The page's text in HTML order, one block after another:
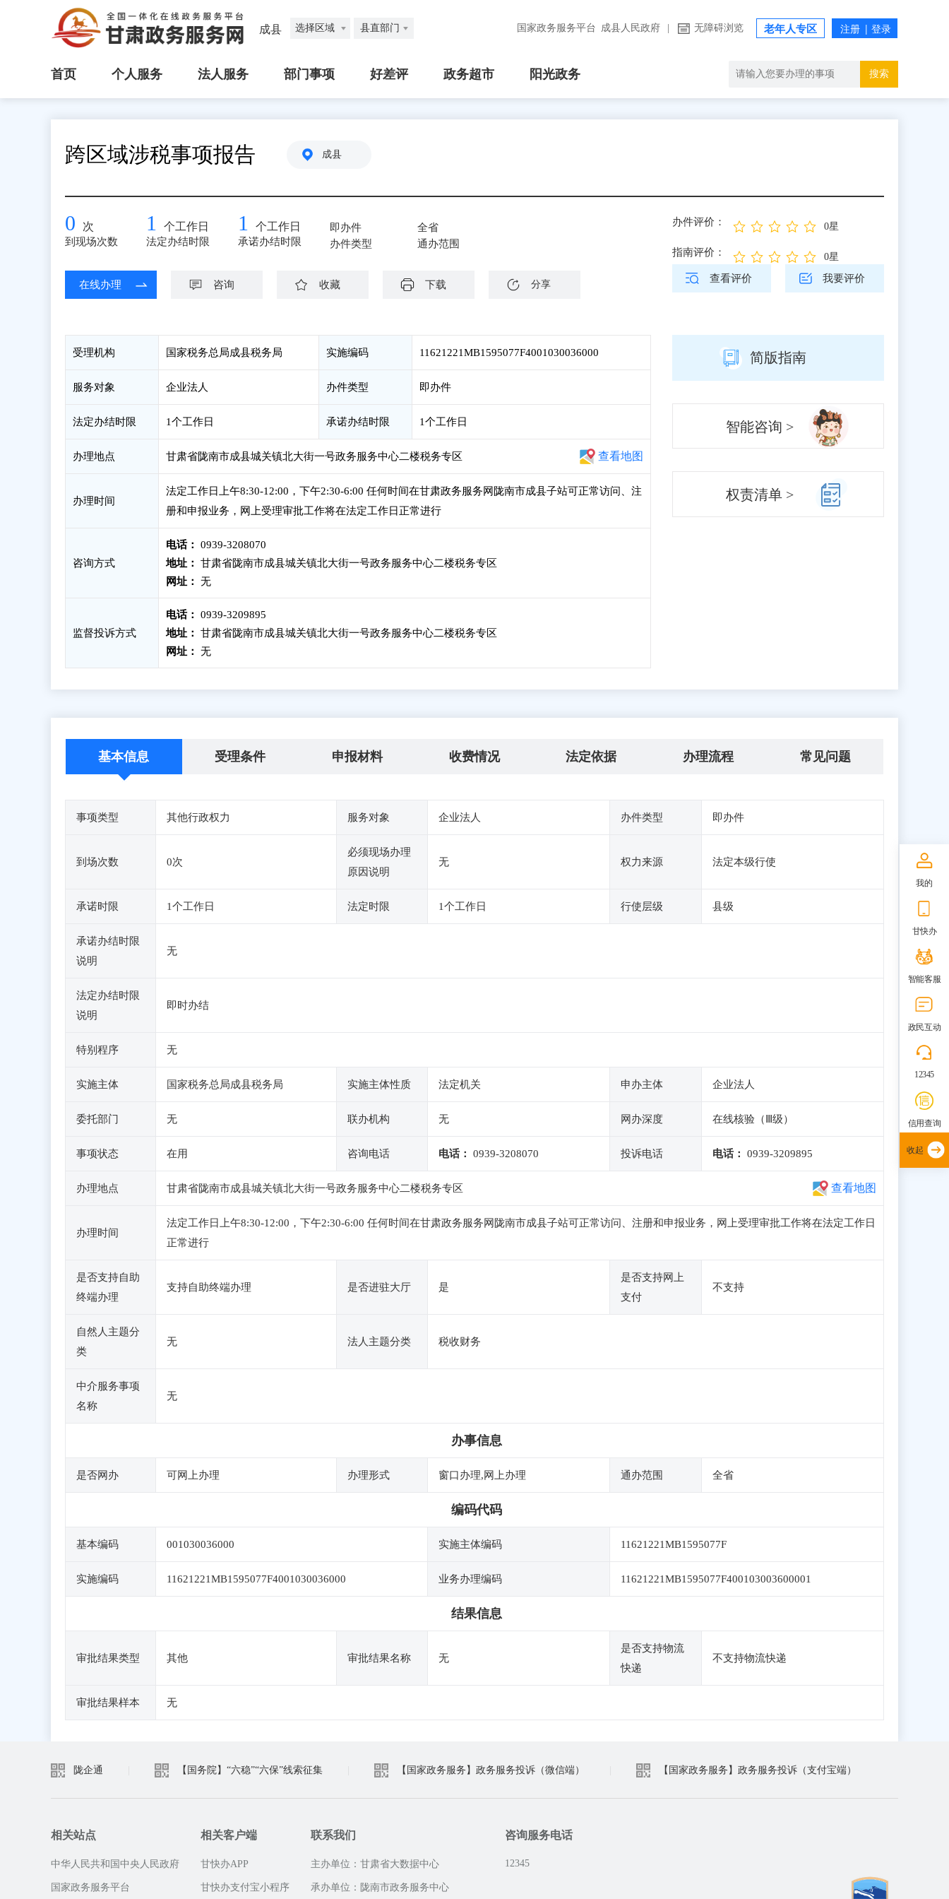
成县 选择区域 县直部门 国家政务服务平台 成县人民政府 无障碍浏览 老年人专区
首页 个人服务 法人服务 部门事项 好差评 政务超市 阳光政务 搜索
跨区域涉税事项报告 成县
0 次
到现场次数
1 个工作日
法定办结时限
1 个工作日
承诺办结时限
即办件
办件类型
全省
通办范围
在线办理 咨询 收藏 下载 分享
办件评价： 0星
指南评价： 0星
查看评价 我要评价
受理机构 国家税务总局成县税务局 实施编码 11621221MB1595077F4001030036000
服务对象 企业法人 办件类型 即办件
法定办结时限 1个工作日 承诺办结时限 1个工作日
办理地点 甘肃省陇南市成县城关镇北大街一号政务服务中心二楼税务专区 查看地图
办理时间
法定工作日上午8:30-12:00，下午2:30-6:00 任何时间在甘肃政务服务网陇南市成县子站可正常访问、注
册和申报业务，网上受理审批工作将在法定工作日正常进行
咨询方式
电话：
0939-3208070
地址：
甘肃省陇南市成县城关镇北大街一号政务服务中心二楼税务专区
网址：
无
监督投诉方式
电话：
0939-3209895
地址：
甘肃省陇南市成县城关镇北大街一号政务服务中心二楼税务专区
网址：
无
简版指南
智能咨询 >
权责清单 >
基本信息 受理条件 申报材料 收费情况 法定依据 办理流程 常见问题
事项类型 其他行政权力 服务对象 企业法人 办件类型 即办件
到场次数 0次
必须现场办理
原因说明
无 权力来源 法定本级行使
承诺时限 1个工作日 法定时限 1个工作日 行使层级 县级
承诺办结时限
说明
无
法定办结时限
说明
即时办结
特别程序 无
实施主体 国家税务总局成县税务局 实施主体性质 法定机关 申办主体 企业法人
委托部门 无 联办机构 无 网办深度 在线核验（Ⅲ级）
事项状态 在用 咨询电话 电话： 0939-3208070 投诉电话 电话： 0939-3209895
办理地点 甘肃省陇南市成县城关镇北大街一号政务服务中心二楼税务专区 查看地图
办理时间
法定工作日上午8:30-12:00，下午2:30-6:00 任何时间在甘肃政务服务网陇南市成县子站可正常访问、注册和申报业务，网上受理审批工作将在法定工作日
正常进行
是否支持自助
终端办理
支持自助终端办理 是否进驻大厅 是
是否支持网上
支付
不支持
自然人主题分
类
无 法人主题分类 税收财务
中介服务事项
名称
无
办事信息
是否网办 可网上办理 办理形式 窗口办理,网上办理 通办范围 全省
编码代码
基本编码 001030036000 实施主体编码 11621221MB1595077F
实施编码 11621221MB1595077F4001030036000 业务办理编码 11621221MB1595077F400103003600001
结果信息
审批结果类型 其他 审批结果名称 无
是否支持物流
快递
不支持物流快递
审批结果样本 无
陇企通 【国务院】“六稳”“六保”线索征集 【国家政务服务】政务服务投诉（微信端） 【国家政务服务】政务服务投诉（支付宝端）
相关站点
中华人民共和国中央人民政府
国家政务服务平台
相关客户端
甘快办APP
甘快办支付宝小程序
联系我们
主办单位：甘肃省大数据中心
承办单位：陇南市政务服务中心
咨询服务电话
12345
我的
甘快办
智能客服
政民互动
12345
信用查询
收起